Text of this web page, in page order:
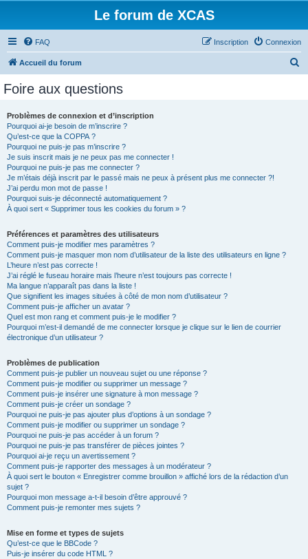
Le forum de XCAS
FAQ Connexion
Inscription
Accueil du forum
Foire aux questions
Problèmes de connexion et d’inscription
Pourquoi ai-je besoin de m’inscrire ?
Qu’est-ce que la COPPA ?
Pourquoi ne puis-je pas m’inscrire ?
Je suis inscrit mais je ne peux pas me connecter !
Pourquoi ne puis-je pas me connecter ?
Je m’étais déjà inscrit par le passé mais ne peux à présent plus me connecter ?!
J’ai perdu mon mot de passe !
Pourquoi suis-je déconnecté automatiquement ?
À quoi sert « Supprimer tous les cookies du forum » ?
Préférences et paramètres des utilisateurs
Comment puis-je modifier mes paramètres ?
Comment puis-je masquer mon nom d’utilisateur de la liste des utilisateurs en ligne ?
L’heure n’est pas correcte !
J’ai réglé le fuseau horaire mais l’heure n’est toujours pas correcte !
Ma langue n’apparaît pas dans la liste !
Que signifient les images situées à côté de mon nom d’utilisateur ?
Comment puis-je afficher un avatar ?
Quel est mon rang et comment puis-je le modifier ?
Pourquoi m’est-il demandé de me connecter lorsque je clique sur le lien de courrier
électronique d’un utilisateur ?
Problèmes de publication
Comment puis-je publier un nouveau sujet ou une réponse ?
Comment puis-je modifier ou supprimer un message ?
Comment puis-je insérer une signature à mon message ?
Comment puis-je créer un sondage ?
Pourquoi ne puis-je pas ajouter plus d’options à un sondage ?
Comment puis-je modifier ou supprimer un sondage ?
Pourquoi ne puis-je pas accéder à un forum ?
Pourquoi ne puis-je pas transférer de pièces jointes ?
Pourquoi ai-je reçu un avertissement ?
Comment puis-je rapporter des messages à un modérateur ?
À quoi sert le bouton « Enregistrer comme brouillon » affiché lors de la rédaction d’un
sujet ?
Pourquoi mon message a-t-il besoin d’être approuvé ?
Comment puis-je remonter mes sujets ?
Mise en forme et types de sujets
Qu’est-ce que le BBCode ?
Puis-je insérer du code HTML ?